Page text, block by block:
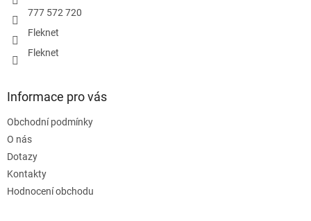
777 572 720
Fleknet
Fleknet
Informace pro vás
Obchodní podmínky
O nás
Dotazy
Kontakty
Hodnocení obchodu